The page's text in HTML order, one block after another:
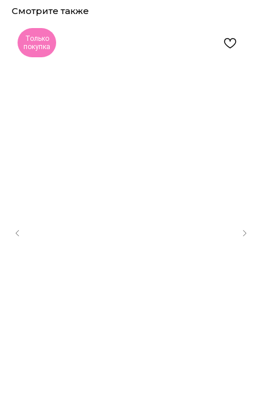
Смотрите также
Только
покупка